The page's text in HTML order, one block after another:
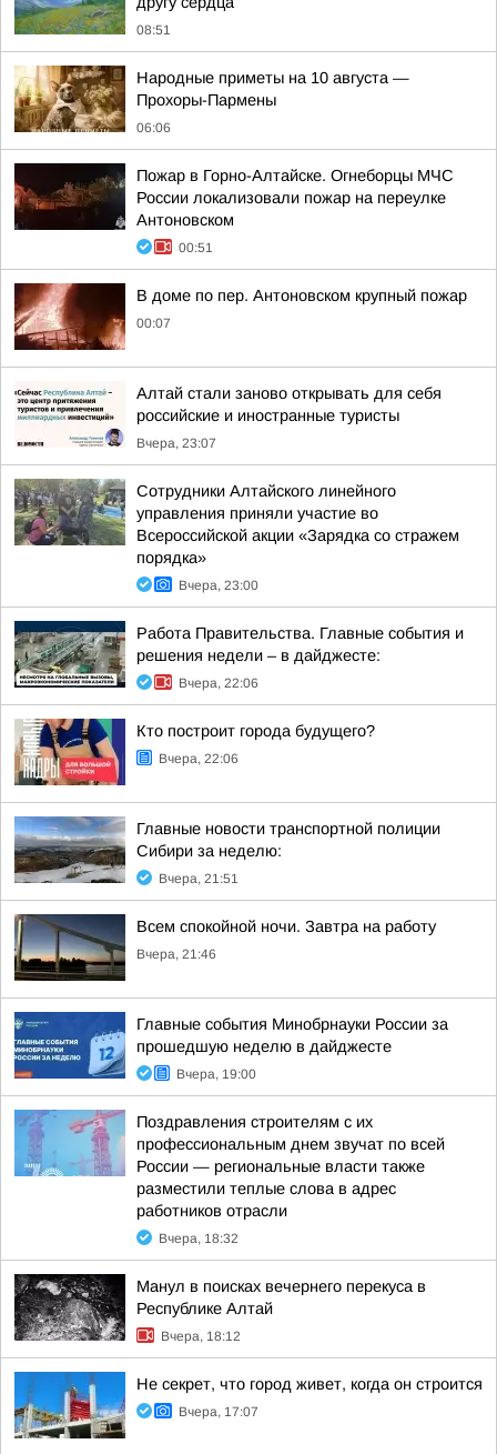
08:51
Hapoдныe пpимeты нa 10 aвгуcтa —
Пpoxopы-Пapмeны
06:06
Пожар в Горно-Алтайске. Огнеборцы МЧС
России локализовали пожар на переулке
Антоновском
00:51
В доме по пер. Антоновском крупный пожар
00:07
Алтай стали заново открывать для себя
российские и иностранные туристы
Вчера, 23:07
Сотрудники Алтайского линейного
управления приняли участие во
Всероссийской акции «Зарядка со стражем
порядка»
Вчера, 23:00
Работа Правительства. Главные события и
решения недели – в дайджесте:
Вчера, 22:06
Кто построит города будущего?
Вчера, 22:06
Главные новости транспортной полиции
Сибири за неделю:
Вчера, 21:51
Всем спокойной ночи. Завтра на работу
Вчера, 21:46
Главные события Минобрнауки России за
прошедшую неделю в дайджесте
Вчера, 19:00
Поздравления строителям с их
профессиональным днем звучат по всей
России — региональные власти также
разместили теплые слова в адрес
работников отрасли
Вчера, 18:32
Манул в поисках вечернего перекуса в
Республике Алтай
Вчера, 18:12
Не секрет, что город живет, когда он строится
Вчера, 17:07